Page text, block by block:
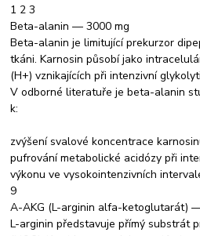
1 2 3
Beta-alanin — 3000 mg
Beta-alanin je limitující prekurzor
tkáni. Karnosin působí jako
(H+) vznikajících při intenzivní
V odborné literatuře je beta-alanin
k:
zvýšení svalové koncentrace
pufrování metabolické acidózy při
výkonu ve vysokointenzivních
9
A-AKG (L-arginin alfa-ketoglutarát)
L-arginin představuje přímý substrát